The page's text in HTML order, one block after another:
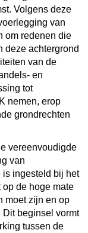
Volgens deze
van
om redenen die
deze achtergrond
van de
en
tot
nemen, erop
grondrechten
vereenvoudigde
van
is ingesteld bij het
op de hoge mate
moet zijn en op
beginsel vormt
tussen de